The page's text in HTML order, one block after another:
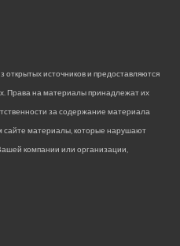
источников и предоставляются
Права на материалы принадлежат их
за содержание материала
материалы, которые нарушают
компании или организации,